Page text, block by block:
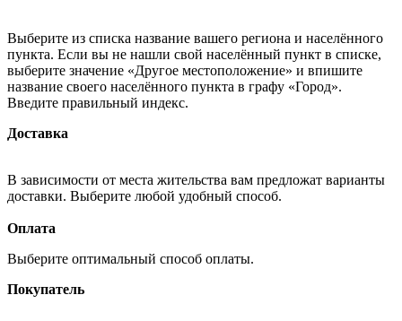
Выберите из списка название вашего региона и населённого
пункта. Если вы не нашли свой населённый пункт в списке,
выберите значение «Другое местоположение» и впишите
название своего населённого пункта в графу «Город».
Введите правильный индекс.
Доставка
В зависимости от места жительства вам предложат варианты
доставки. Выберите любой удобный способ.
Оплата
Выберите оптимальный способ оплаты.
Покупатель